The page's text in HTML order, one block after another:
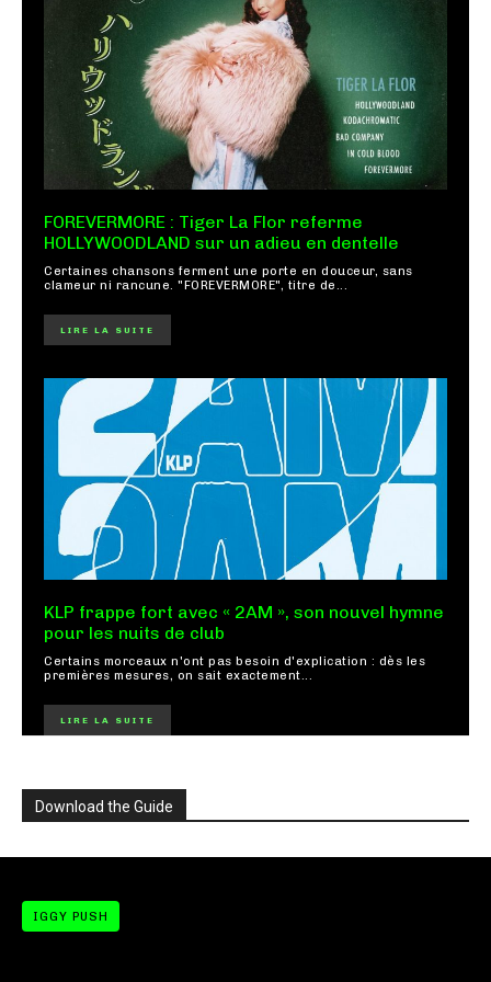
FOREVERMORE : Tiger La Flor referme
HOLLYWOODLAND sur un adieu en dentelle
Certaines chansons ferment une porte en douceur, sans
clameur ni rancune. "FOREVERMORE", titre de...
LIRE LA SUITE
KLP frappe fort avec « 2AM », son nouvel hymne
pour les nuits de club
Certains morceaux n'ont pas besoin d'explication : dès les
premières mesures, on sait exactement...
LIRE LA SUITE
Download the Guide
IGGY PUSH